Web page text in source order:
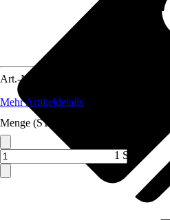
Art.-Nr.
Mehr Artikeldetails
Menge (ST)
1 ST